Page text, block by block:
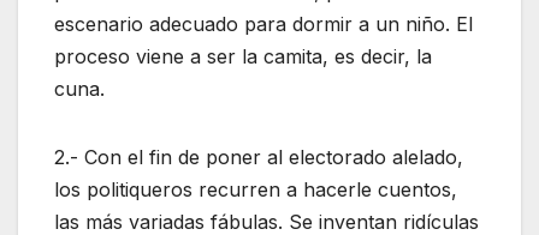
escenario adecuado para dormir a un niño. El
proceso viene a ser la camita, es decir, la
cuna.
2.- Con el fin de poner al electorado alelado,
los politiqueros recurren a hacerle cuentos,
las más variadas fábulas. Se inventan ridículas